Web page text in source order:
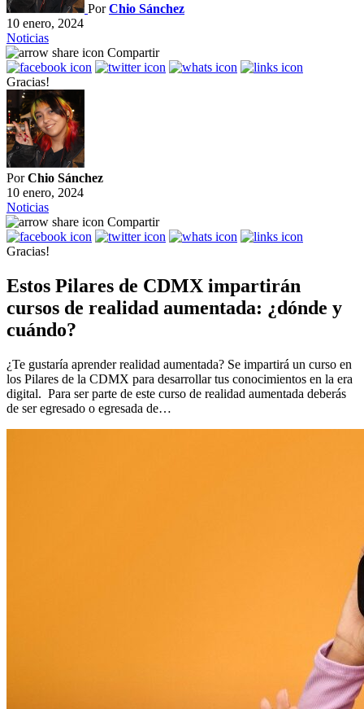
PorChio Sánchez
10 enero, 2024
Noticias
Compartir
Gracias!
PorChio Sánchez
10 enero, 2024
Noticias
Compartir
Gracias!
Estos Pilares de CDMX impartirán
cursos de realidad aumentada: ¿dónde y
cuándo?
¿Te gustaría aprender realidad aumentada? Se impartirá un curso en
los Pilares de la CDMX para desarrollar tus conocimientos en la era
digital. Para ser parte de este curso de realidad aumentada deberás
de ser egresado o egresada de…